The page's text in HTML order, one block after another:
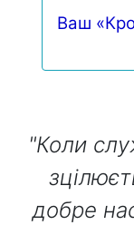
Ваш
"Коли
добре